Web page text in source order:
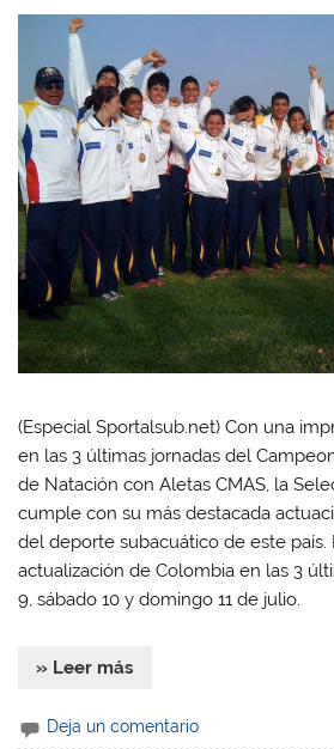
(Especial Sportalsub.net) Con una
en las 3 últimas jornadas del
de Natación con Aletas CMAS, la
cumple con su más destacada
del deporte subacuático de este país.
actualización de Colombia en las 3
9, sábado 10 y domingo 11 de julio.
» Leer más
Deja un comentario